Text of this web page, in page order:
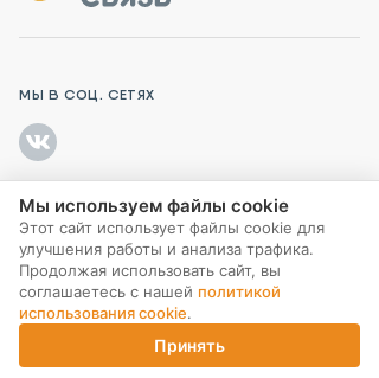
Корзина
ИНТЕРНЕТ-МАГАЗИН
МЫ В СОЦ. СЕТЯХ
ПОДПИСКА НА РАССЫЛКУ
Мы используем файлы cookie
Этот сайт использует файлы cookie для
улучшения работы и анализа трафика.
Продолжая использовать сайт, вы
соглашаетесь с нашей политикой
использования cookie.
Принять